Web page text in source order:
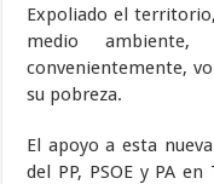
Expoliado el
medio
convenientemente,
su pobreza.
El apoyo a esta
del PP, PSOE y PA